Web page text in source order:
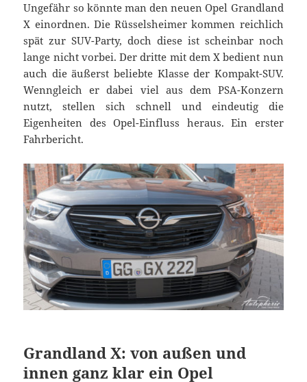
Ungefähr so könnte man den neuen Opel Grandland
X einordnen. Die Rüsselsheimer kommen reichlich
spät zur SUV-Party, doch diese ist scheinbar noch
lange nicht vorbei. Der dritte mit dem X bedient nun
auch die äußerst beliebte Klasse der Kompakt-SUV.
Wenngleich er dabei viel aus dem PSA-Konzern
nutzt, stellen sich schnell und eindeutig die
Eigenheiten des Opel-Einfluss heraus. Ein erster
Fahrbericht.
Grandland X: von außen und
innen ganz klar ein Opel